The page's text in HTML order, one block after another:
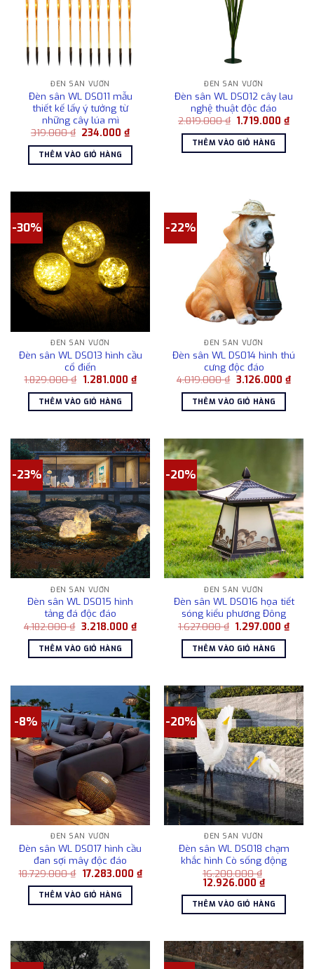
ĐÈN SÂN VƯỜN
Đèn sân WL DS011 mẫu
thiết kế lấy ý tưởng từ
những cây lúa mì
319.000₫ Giá
là:
319.000 ₫.
234.000₫Giá
tại
234.000 ₫.
THÊM VÀO GIỎ HÀNG
ĐÈN SÂN VƯỜN
Đèn sân WL DS012 cây lau
nghệ thuật độc đáo
2.819.000₫ Giá
là:
2.819.000 ₫.
1.719.000₫Giá
THÊM VÀO GIỎ HÀNG
-30%
ĐÈN SÂN VƯỜN
Đèn sân WL DS013 hình cầu
cổ điển
1.829.000₫ Giá
là:
1.829.000 ₫.
1.281.000 ₫Giá
hiện
1.281.000 ₫.
THÊM VÀO GIỎ HÀNG
-22%
ĐÈN SÂN VƯỜN
Đèn sân WL DS014 hình thú
cưng độc đáo
4.019.000₫ Giá
là:
4.019.000 ₫.
3.126.000 ₫Giá
hiện
THÊM VÀO GIỎ HÀNG
-23%
ĐÈN SÂN VƯỜN
Đèn sân WL DS015 hình
tảng đá độc đáo
4.182.000₫ Giá
là:
4.182.000 ₫.
3.218.000 ₫Giá
hiện
3.218.000 ₫.
THÊM VÀO GIỎ HÀNG
-20%
ĐÈN SÂN VƯỜN
Đèn sân WL DS016 họa tiết
sóng kiểu phương Đông
1.627.000₫ Giá
là:
1.627.000 ₫.
1.297.000₫Giá
hiện
THÊM VÀO GIỎ HÀNG
-8%
ĐÈN SÂN VƯỜN
Đèn sân WL DS017 hình cầu
đan sợi mây độc đáo
18.729.000₫ Giá
là:
18.729.000 ₫.
17.283.000 ₫Giá
hiện
17.283.000 ₫.
THÊM VÀO GIỎ HÀNG
-20%
ĐÈN SÂN VƯỜN
Đèn sân WL DS018 chạm
khắc hình Cò sống động
16.200.000₫
Giá
là:
16.200.000 ₫.
12.926.000 ₫Giá
hiện
tại
là:
THÊM VÀO GIỎ HÀNG